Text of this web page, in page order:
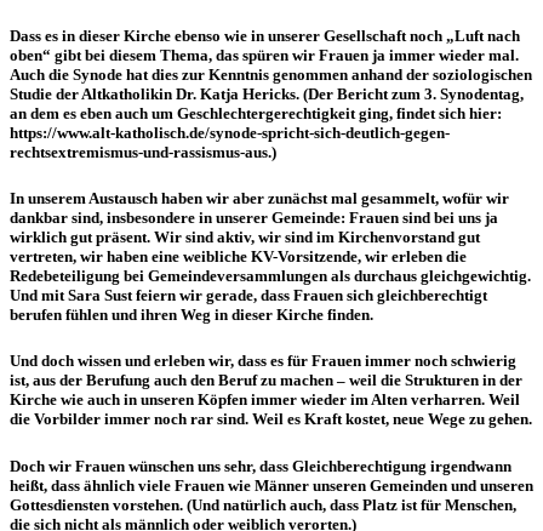
Dass es in dieser Kirche ebenso wie in unserer Gesellschaft noch „Luft nach
oben“ gibt bei diesem Thema, das spüren wir Frauen ja immer wieder mal.
Auch die Synode hat dies zur Kenntnis genommen anhand der soziologischen
Studie der Altkatholikin Dr. Katja Hericks. (Der Bericht zum 3. Synodentag,
an dem es eben auch um Geschlechtergerechtigkeit ging, findet sich hier:
https://www.alt-katholisch.de/synode-spricht-sich-deutlich-gegen-
rechtsextremismus-und-rassismus-aus.)
In unserem Austausch haben wir aber zunächst mal gesammelt, wofür wir
dankbar sind, insbesondere in unserer Gemeinde: Frauen sind bei uns ja
wirklich gut präsent. Wir sind aktiv, wir sind im Kirchenvorstand gut
vertreten, wir haben eine weibliche KV-Vorsitzende, wir erleben die
Redebeteiligung bei Gemeindeversammlungen als durchaus gleichgewichtig.
Und mit Sara Sust feiern wir gerade, dass Frauen sich gleichberechtigt
berufen fühlen und ihren Weg in dieser Kirche finden.
Und doch wissen und erleben wir, dass es für Frauen immer noch schwierig
ist, aus der Berufung auch den Beruf zu machen – weil die Strukturen in der
Kirche wie auch in unseren Köpfen immer wieder im Alten verharren. Weil
die Vorbilder immer noch rar sind. Weil es Kraft kostet, neue Wege zu gehen.
Doch wir Frauen wünschen uns sehr, dass Gleichberechtigung irgendwann
heißt, dass ähnlich viele Frauen wie Männer unseren Gemeinden und unseren
Gottesdiensten vorstehen. (Und natürlich auch, dass Platz ist für Menschen,
die sich nicht als männlich oder weiblich verorten.)